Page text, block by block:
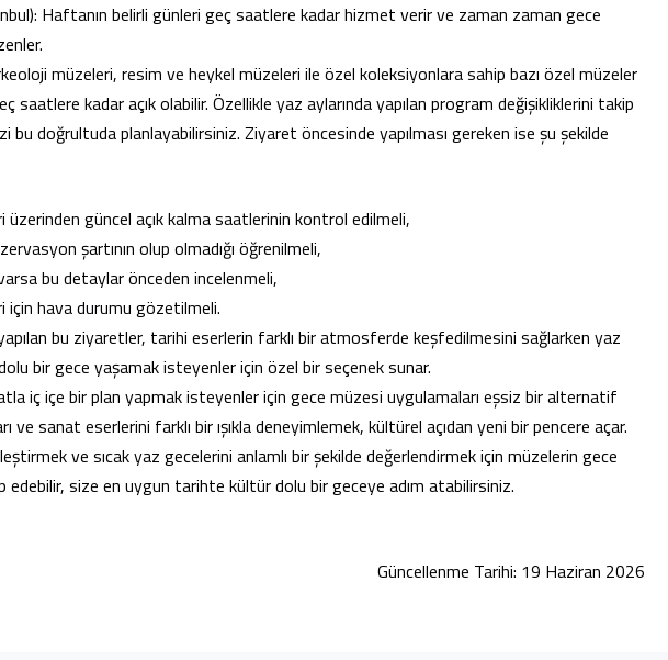
Haftanın belirli günleri geç saatlere kadar hizmet verir ve zaman zaman gece
müzeleri, resim ve heykel müzeleri ile özel koleksiyonlara sahip bazı özel müzeler
saatlere kadar açık olabilir. Özellikle yaz aylarında yapılan program değişikliklerini takip
bu doğrultuda planlayabilirsiniz. Ziyaret öncesinde yapılması gereken ise şu şekilde
güncel açık kalma saatlerinin kontrol edilmeli,
şartının olup olmadığı öğrenilmeli,
bu detaylar önceden incelenmeli,
için hava durumu gözetilmeli.
bu ziyaretler, tarihi eserlerin farklı bir atmosferde keşfedilmesini sağlarken yaz
bir gece yaşamak isteyenler için özel bir seçenek sunar.
iç içe bir plan yapmak isteyenler için gece müzesi uygulamaları eşsiz bir alternatif
ve sanat eserlerini farklı bir ışıkla deneyimlemek, kültürel açıdan yeni bir pencere açar.
ve sıcak yaz gecelerini anlamlı bir şekilde değerlendirmek için müzelerin gece
edebilir, size en uygun tarihte kültür dolu bir geceye adım atabilirsiniz.
Güncellenme Tarihi: 19 Haziran 2026